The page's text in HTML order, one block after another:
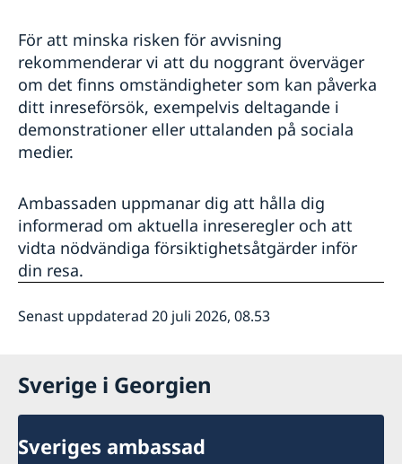
För att minska risken för avvisning
rekommenderar vi att du noggrant överväger
om det finns omständigheter som kan påverka
ditt inreseförsök, exempelvis deltagande i
demonstrationer eller uttalanden på sociala
medier.
Ambassaden uppmanar dig att hålla dig
informerad om aktuella inreseregler och att
vidta nödvändiga försiktighetsåtgärder inför
din resa.
Senast uppdaterad 20 juli 2026, 08.53
Sverige i Georgien
Sveriges ambassad